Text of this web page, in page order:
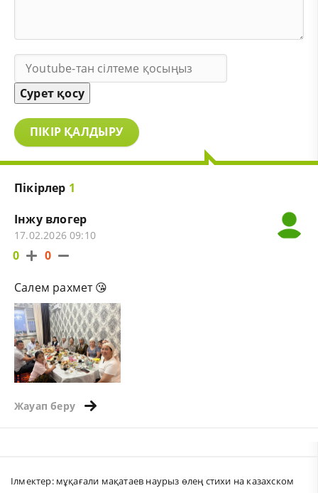
Сурет қосу
ПІКІР ҚАЛДЫРУ
Пікірлер 1
Інжу влогер
17.02.2026 09:10
0 0
Салем рахмет 😘
Жауап беру
Ілмектер: мұқағали мақатаев наурыз өлең стихи на казахском